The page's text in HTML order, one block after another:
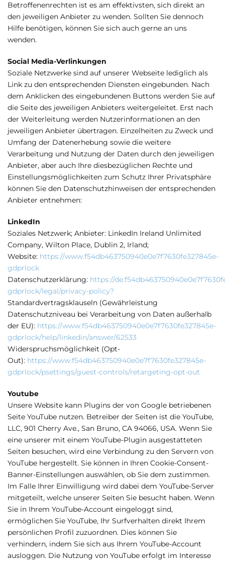
Betroffenenrechten ist es am effektivsten, sich direkt an
den jeweiligen Anbieter zu wenden. Sollten Sie dennoch
Hilfe benötigen, können Sie sich auch gerne an uns
wenden.
Social Media-Verlinkungen
Soziale Netzwerke sind auf unserer Webseite lediglich als
Link zu den entsprechenden Diensten eingebunden. Nach
dem Anklicken des eingebundenen Buttons werden Sie auf
die Seite des jeweiligen Anbieters weitergeleitet. Erst nach
der Weiterleitung werden Nutzerinformationen an den
jeweiligen Anbieter übertragen. Einzelheiten zu Zweck und
Umfang der Datenerhebung sowie die weitere
Verarbeitung und Nutzung der Daten durch den jeweiligen
Anbieter, aber auch Ihre diesbezüglichen Rechte und
Einstellungsmöglichkeiten zum Schutz Ihrer Privatsphäre
können Sie den Datenschutzhinweisen der entsprechenden
Anbieter entnehmen:
LinkedIn
Soziales Netzwerk; Anbieter: LinkedIn Ireland Unlimited
Company, Wilton Place, Dublin 2, Irland;
Website: https://www.f54db463750940e0e7f7630fe327845e-
gdprlock
Datenschutzerklärung: https://
gdprlock/legal/privacy-policy?
Standardvertragsklauseln (Gewährleistung
Datenschutzniveau bei Verarbeitung von Daten außerhalb
der EU): https://www.f54db463750940e0e7f7630fe327845e-
gdprlock/help/linkedin/answer/62533
Widerspruchsmöglichkeit (Opt-
Out): https://www.f54db463750940e0e7f7630fe327845e-
gdprlock/psettings/guest-controls/retargeting-opt-out
Youtube
Unsere Website kann Plugins der von Google betriebenen
Seite YouTube nutzen. Betreiber der Seiten ist die YouTube,
LLC, 901 Cherry Ave., San Bruno, CA 94066, USA. Wenn Sie
eine unserer mit einem YouTube-Plugin ausgestatteten
Seiten besuchen, wird eine Verbindung zu den Servern von
YouTube hergestellt. Sie können in Ihren Cookie-Consent-
Banner-Einstellungen auswählen, ob Sie dem zustimmen.
Im Falle Ihrer Einwilligung wird dabei dem YouTube-Server
mitgeteilt, welche unserer Seiten Sie besucht haben. Wenn
Sie in Ihrem YouTube-Account eingeloggt sind,
ermöglichen Sie YouTube, Ihr Surfverhalten direkt Ihrem
persönlichen Profil zuzuordnen. Dies können Sie
verhindern, indem Sie sich aus Ihrem YouTube-Account
ausloggen. Die Nutzung von YouTube erfolgt im Interesse